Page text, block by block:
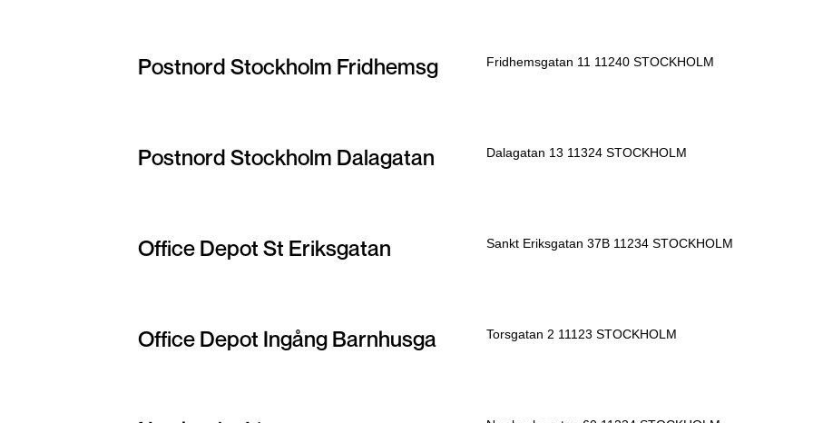
Postnord Stockholm Fridhemsg Fridhemsgatan 11 11240 STOCKHOLM
Postnord Stockholm Dalagatan Dalagatan 13 11324 STOCKHOLM
Office Depot St Eriksgatan Sankt Eriksgatan 37B 11234 STOCKHOLM
Office Depot Ingång Barnhusga Torsgatan 2 11123 STOCKHOLM